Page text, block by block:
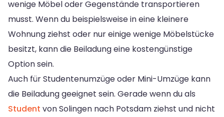
wenige Möbel oder Gegenstände transportieren
musst. Wenn du beispielsweise in eine kleinere
Wohnung ziehst oder nur einige wenige Möbelstücke
besitzt, kann die Beiladung eine kostengünstige
Option sein.
Auch für Studentenumzüge oder Mini-Umzüge kann
die Beiladung geeignet sein. Gerade wenn du als
Student von Solingen nach Potsdam ziehst und nicht